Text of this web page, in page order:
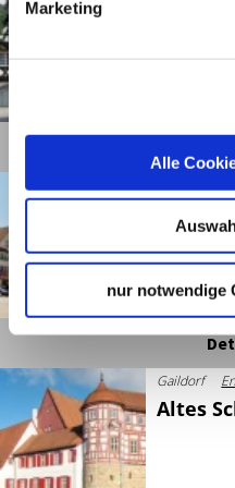
Marketing
Alle
nur notwendige
Gaildorf
Altes